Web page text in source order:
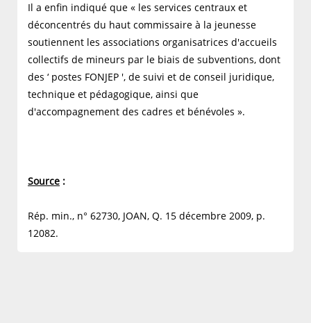
Il a enfin indiqué que « les services centraux et
déconcentrés du haut commissaire à la jeunesse
soutiennent les associations organisatrices d'accueils
collectifs de mineurs par le biais de subventions, dont
des ‘ postes FONJEP ', de suivi et de conseil juridique,
technique et pédagogique, ainsi que
d'accompagnement des cadres et bénévoles ».
Source :
Rép. min., n° 62730, JOAN, Q. 15 décembre 2009, p.
12082.